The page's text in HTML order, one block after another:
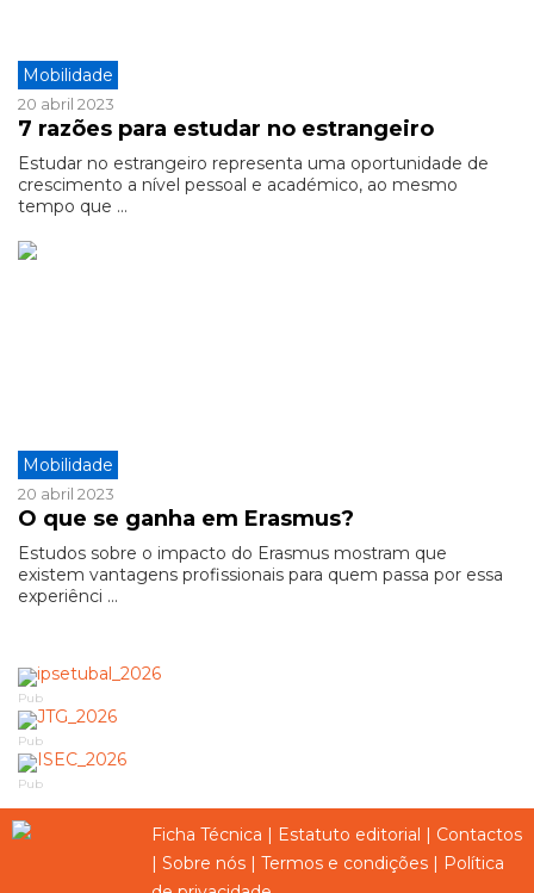
Mobilidade
20 abril 2023
7 razões para estudar no estrangeiro
Estudar no estrangeiro representa uma oportunidade de
crescimento a nível pessoal e académico, ao mesmo
tempo que ...
Mobilidade
20 abril 2023
O que se ganha em Erasmus?
Estudos sobre o impacto do Erasmus mostram que
existem vantagens profissionais para quem passa por essa
experiênci ...
Pub
Pub
Pub
Ficha Técnica | Estatuto editorial | Contactos
| Sobre nós | Termos e condições | Política